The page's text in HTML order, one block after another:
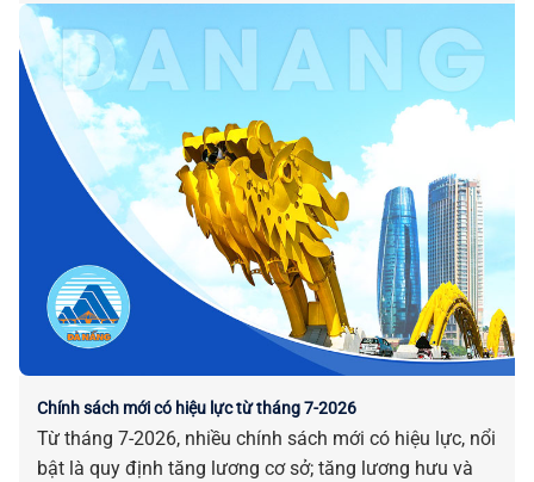
Chính sách mới có hiệu lực từ tháng 7-2026
Từ tháng 7-2026, nhiều chính sách mới có hiệu lực, nổi
bật là quy định tăng lương cơ sở; tăng lương hưu và